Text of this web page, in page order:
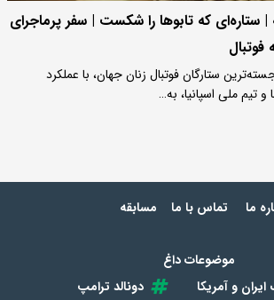
| ستاره‌ای که تابوها را شکست | سفر پرماجرای
فوتبال
ستارگان فوتبال زنان جهان، با عملکرد
و تیم ملی اسپانیا، به…
ما تماس با ما مسابقه
موضوعات داغ
و آمریکا
دونالد ترامپ